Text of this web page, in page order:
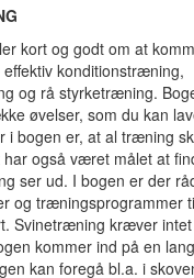
kort og godt om at
konditionstræning,
og rå styrketræning.
øvelser, som du kan
i bogen er, at al træning
også været målet at
ser ud. I bogen er der
og træningsprogrammer
Svinetræning kræver
kommer ind på en
kan foregå bl.a. i